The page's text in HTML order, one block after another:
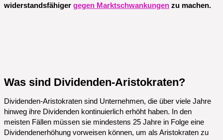
widerstandsfähiger gegen Marktschwankungen zu machen.
Was sind Dividenden-Aristokraten?
Dividenden-Aristokraten sind Unternehmen, die über viele Jahre
hinweg ihre Dividenden kontinuierlich erhöht haben. In den
meisten Fällen müssen sie mindestens 25 Jahre in Folge eine
Dividendenerhöhung vorweisen können, um als Aristokraten zu